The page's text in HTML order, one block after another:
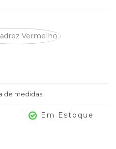
Vermelho
de medidas
Em Estoque